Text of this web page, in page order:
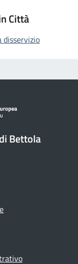
Città
disservizio
Bettola